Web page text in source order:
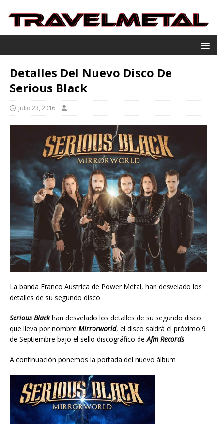
Detalles Del Nuevo Disco De
Serious Black
julio 23, 2016
La banda Franco Austrica de Power Metal, han desvelado los
detalles de su segundo disco
Serious Black han desvelado los detalles de su segundo disco
que lleva por nombre Mirrorworld, el disco saldrá el próximo 9
de Septiembre bajo el sello discográfico deAfm Records
A continuación ponemos la portada del nuevo álbum